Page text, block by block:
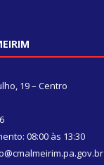
19 – Centro
08:00 às 13:30